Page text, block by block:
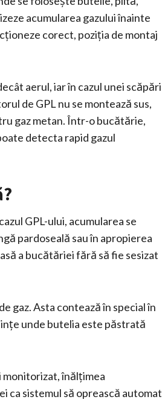
acumularea gazului înainte
corect, poziția de montaj
aerul, iar în cazul unei scăpări
de GPL nu se montează sus,
gaz metan. Într-o bucătărie,
detecta rapid gazul
GPL-ului, acumularea se
pardoseală sau în apropierea
a bucătăriei fără să fie sesizat
gaz. Asta contează în special în
unde butelia este păstrată
înălțimea
ca sistemul să oprească automat